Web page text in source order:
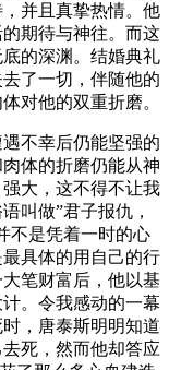
并且真挚热情。他
期待与神往。而这
的深渊。结婚典礼
了一切，伴随他的
对他的双重折磨。
不幸后仍能坚强的
体的折磨仍能从神
大，这不得不让我
叫做”君子报仇，
不是凭着一时的心
具体的用自己的行
笔财富后，他以基
。令我感动的一幕
，唐泰斯明明知道
死，然而他却答应